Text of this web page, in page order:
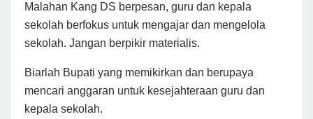
Malahan Kang DS berpesan, guru dan kepala
sekolah berfokus untuk mengajar dan mengelola
sekolah. Jangan berpikir materialis.
Biarlah Bupati yang memikirkan dan berupaya
mencari anggaran untuk kesejahteraan guru dan
kepala sekolah.